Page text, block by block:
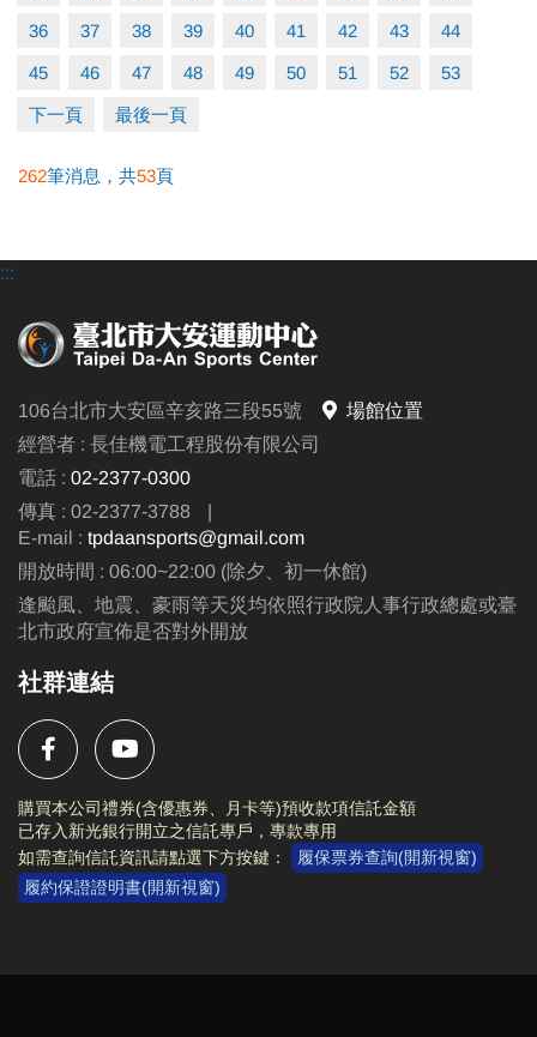
36 37 38 39 40 41 42 43 44
45 46 47 48 49 50 51 52 53
下一頁 最後一頁
262筆消息，共53頁
:::
106台北市大安區辛亥路三段55號
場館位置
經營者 : 長佳機電工程股份有限公司
電話 : 02-2377-0300
傳真 : 02-2377-3788
|
E-mail : tpdaansports@gmail.com
開放時間 : 06:00~22:00 (除夕、初一休館)
逢颱風、地震、豪雨等天災均依照行政院人事行政總處或臺
北市政府宣佈是否對外開放
社群連結
購買本公司禮券(含優惠券、月卡等)預收款項信託金額
已存入新光銀行開立之信託專戶，專款專用
如需查詢信託資訊請點選下方按鍵：
履保票券查詢(開新視窗)
履約保證證明書(開新視窗)